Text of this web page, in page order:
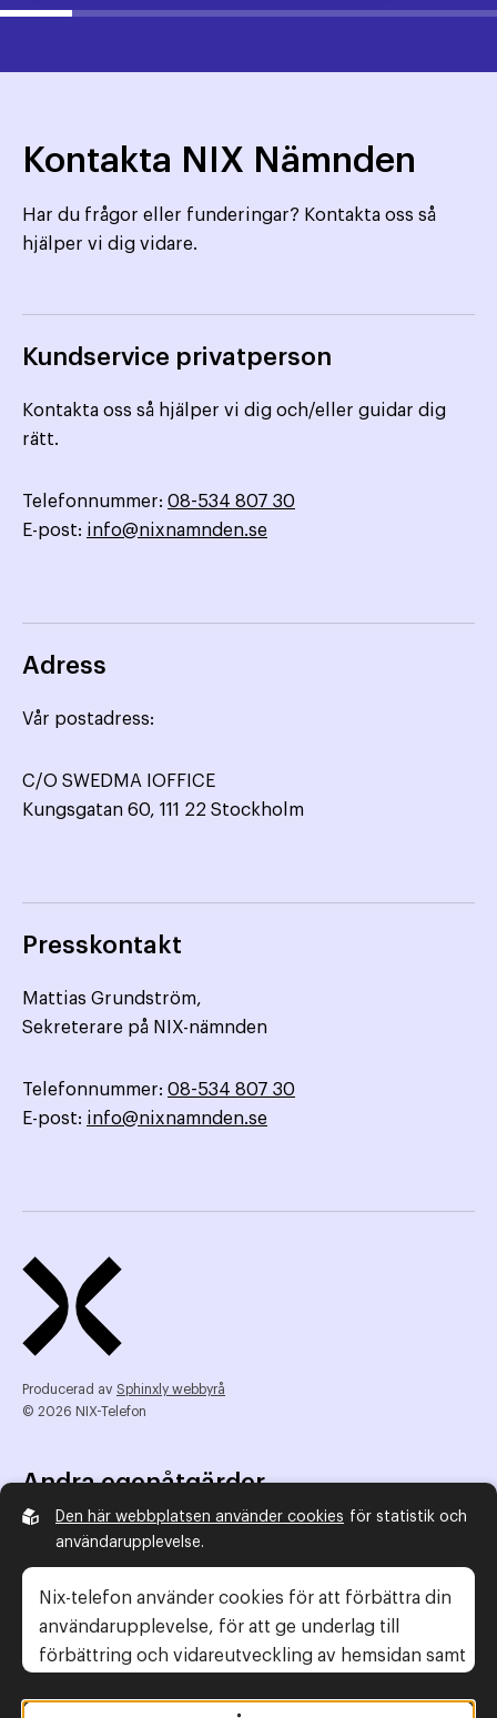
Kontakta NIX Nämnden
Har du frågor eller funderingar? Kontakta oss så
hjälper vi dig vidare.
Kundservice privatperson
Kontakta oss så hjälper vi dig och/eller guidar dig
rätt.
Telefonnummer: 08-534 807 30
E-post: info@nixnamnden.se
Adress
Vår postadress:
C/O SWEDMA IOFFICE
Kungsgatan 60, 111 22 Stockholm
Presskontakt
Mattias Grundström,
Sekreterare på NIX-nämnden
Telefonnummer: 08-534 807 30
E-post: info@nixnamnden.se
Producerad av Sphinxly webbyrå
© 2026 NIX-Telefon
Andra egenåtgärder
NIX Telefon
NIX addresserat
Reklamombudsmannen
Konsumentverket
Legal information
Den här webbplatsen använder cookies för statistik och
användarupplevelse.
Nix-telefon använder cookies för att förbättra din
användarupplevelse, för att ge underlag till
förbättring och vidareutveckling av hemsidan samt